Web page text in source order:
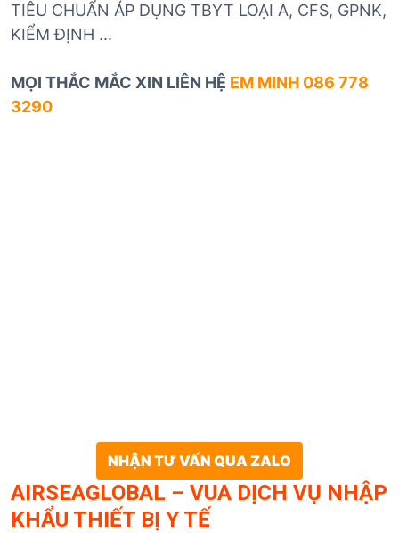
TIÊU CHUẨN ÁP DỤNG TBYT LOẠI A, CFS, GPNK,
KIỂM ĐỊNH ...
MỌI THẮC MẮC XIN LIÊN HỆ EM MINH 086 778
3290
NHẬN TƯ VẤN QUA ZALO
AIRSEAGLOBAL – VUA DỊCH VỤ NHẬP
KHẨU THIẾT BỊ Y TẾ